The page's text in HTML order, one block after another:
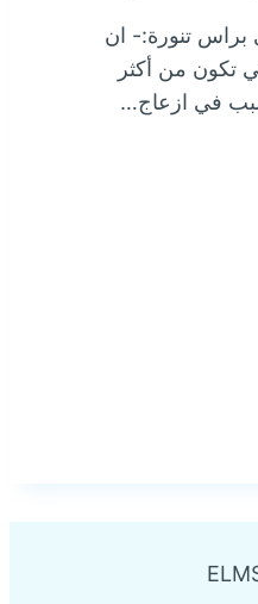
تنورة:- ان
من أكثر
في ازعاج…